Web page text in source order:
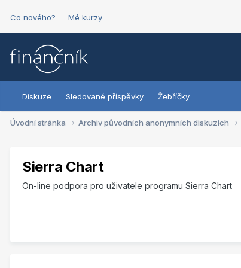
Co nového? Mé kurzy
Diskuze Sledované příspěvky Žebříčky
Úvodní stránka Archiv původních anonymních diskuzích
Sierra Chart
On-line podpora pro uživatele programu Sierra Chart